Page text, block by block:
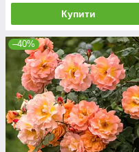
Купити
–40%